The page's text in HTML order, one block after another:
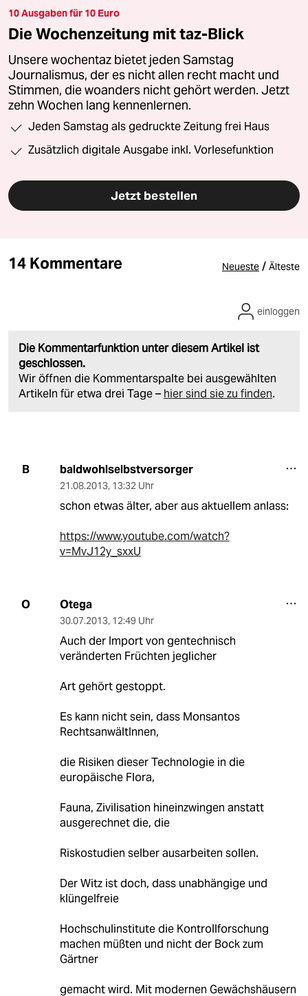
10 Ausgaben für 10 Euro
Die Wochenzeitung mit taz-Blick
Unsere wochentaz bietet jeden Samstag
Journalismus, der es nicht allen recht macht und
Stimmen, die woanders nicht gehört werden. Jetzt
zehn Wochen lang kennenlernen.
Jeden Samstag als gedruckte Zeitung frei Haus
Zusätzlich digitale Ausgabe inkl. Vorlesefunktion
Jetzt bestellen
14 Kommentare Neueste / Älteste
Die Kommentarfunktion unter diesem Artikel ist
geschlossen.
Wir öffnen die Kommentarspalte bei ausgewählten
Artikeln für etwa drei Tage – hier sind sie zu finden.
einloggen
B baldwohlselbstversorger
21.08.2013, 13:32 Uhr
schon etwas älter, aber aus aktuellem anlass:
https://www.youtube.com/watch?
v=MvJ12y_sxxU
O Otega
30.07.2013, 12:49 Uhr
Auch der Import von gentechnisch
veränderten Früchten jeglicher
Art gehört gestoppt.
Es kann nicht sein, dass Monsantos
RechtsanwältInnen,
die Risiken dieser Technologie in die
europäische Flora,
Fauna, Zivilisation hineinzwingen anstatt
ausgerechnet die, die
Riskostudien selber ausarbeiten sollen.
Der Witz ist doch, dass unabhängige und
klüngelfreie
Hochschulinstitute die Kontrollforschung
machen müßten und nicht der Bock zum
Gärtner
gemacht wird. Mit modernen Gewächshäusern